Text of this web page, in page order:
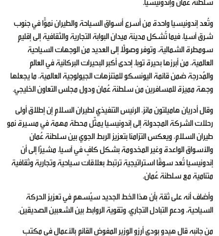
سلطنة عُمان وإندونيسيا.
وتُعد إندونيسيا واحدة من أسرع أسواق السياحة والطيران نموًّا في جنوب
شرق آسيا، فيما تُشكل مدينة ميدان البوابة التجارية والثقافية إلى إقليم
سومطرة الشمالية، وتوفر وصولًا إلى العديد من الوجهات السياحية
العالمية، من أبرزها بحيرة توبا، إحدى أكبر البحيرات البركانية في العالم
والمُدرجة ضمن قائمة اليونسكو للمتنزهات الجيولوجية العالمية، ما يجعلها
وجهة مميزة للمسافرين من سلطنة عُمان ودول مجلس التعاون الخليجي.
وقال أدريان هاميلتون مانز، الرئيس التنفيذي لطيران السلام إن إطلاق أولى
رحلات الشركة المجدولة إلى إندونيسيا يمثّل محطة مهمة في مسيرة نمو
طيران السلام، ويعكس التزامنا بتعزيز الربط الجوي بين سلطنة عُمان
والأسواق الواعدة وغير المخدومة بشكل كافٍ في آسيا، مشيرًا إلى أن
إندونيسيا تُعد سوقًا استراتيجية ترتبط بعلاقات سياحية وتجارية وثقافية
متنامية مع سلطنة عُمان.
وأضاف أنه على ثقة بأن هذا الخط الجديد سيُسهم في تعزيز الحركة
السياحية، ودعم التبادل التجاري، وتقوية الروابط بين الشعبين الصديقين.
من جانبه قال هيدو بودي أرزو الوزير المفوض القائم بالأعمال في مكتب